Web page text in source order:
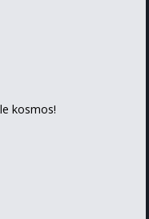
kosmos!